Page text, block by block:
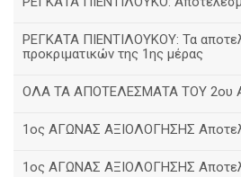
ΡΕΓΚΑΤΑ ΠΙΕΝΤΙΛΟΥΚΟΥ: Τα
προκριματικών της 1ης μέρας
ΟΛΑ ΤΑ ΑΠΟΤΕΛΕΣΜΑΤΑ ΤΟΥ 2ου
1ος ΑΓΩΝΑΣ ΑΞΙΟΛΟΓΗΣΗΣ
1ος ΑΓΩΝΑΣ ΑΞΙΟΛΟΓΗΣΗΣ